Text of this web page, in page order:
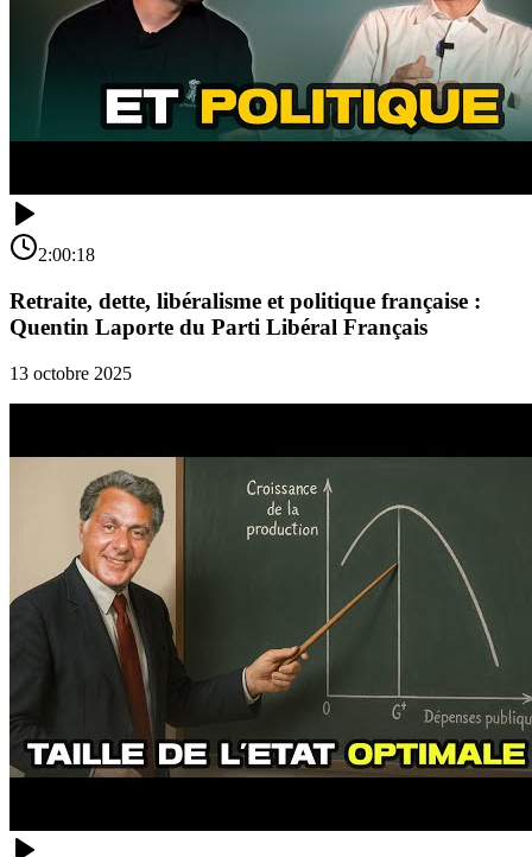
2:00:18
Retraite, dette, libéralisme et politique française :
Quentin Laporte du Parti Libéral Français
13 octobre 2025